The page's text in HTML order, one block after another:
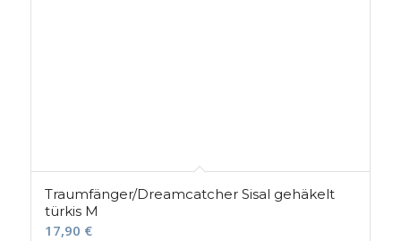
Traumfänger/Dreamcatcher Sisal gehäkelt
türkis M
17,90 €